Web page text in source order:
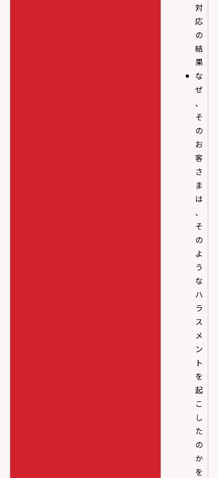
対
応
の
結
果
な
ぜ
、
そ
の
お
客
さ
ま
は
、
そ
の
よ
う
な
ハ
ラ
ス
メ
ン
ト
を
起
こ
し
た
の
か
を